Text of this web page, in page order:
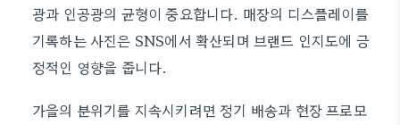
광과 인공광의 균형이 중요합니다. 매장의 디스플레이를
기록하는 사진은 SNS에서 확산되며 브랜드 인지도에 긍
정적인 영향을 줍니다.
가을의 분위기를 지속시키려면 정기 배송과 현장 프로모